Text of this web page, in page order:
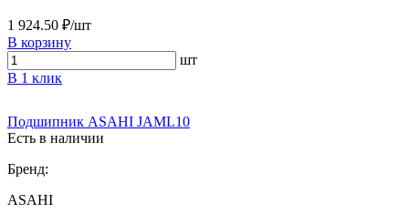
1 924.50 ₽/шт
В корзину
шт
В 1 клик
Подшипник ASAHI JAML10
Есть в наличии
Бренд:
ASAHI